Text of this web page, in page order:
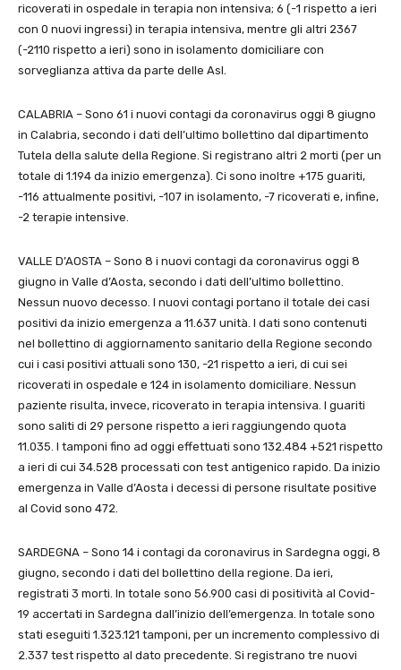
ricoverati in ospedale in terapia non intensiva; 6 (-1 rispetto a ieri
con 0 nuovi ingressi) in terapia intensiva, mentre gli altri 2367
(-2110 rispetto a ieri) sono in isolamento domiciliare con
sorveglianza attiva da parte delle Asl.
CALABRIA – Sono 61 i nuovi contagi da coronavirus oggi 8 giugno
in Calabria, secondo i dati dell’ultimo bollettino dal dipartimento
Tutela della salute della Regione. Si registrano altri 2 morti (per un
totale di 1.194 da inizio emergenza). Ci sono inoltre +175 guariti,
-116 attualmente positivi, -107 in isolamento, -7 ricoverati e, infine,
-2 terapie intensive.
VALLE D’AOSTA – Sono 8 i nuovi contagi da coronavirus oggi 8
giugno in Valle d’Aosta, secondo i dati dell’ultimo bollettino.
Nessun nuovo decesso. I nuovi contagi portano il totale dei casi
positivi da inizio emergenza a 11.637 unità. I dati sono contenuti
nel bollettino di aggiornamento sanitario della Regione secondo
cui i casi positivi attuali sono 130, -21 rispetto a ieri, di cui sei
ricoverati in ospedale e 124 in isolamento domiciliare. Nessun
paziente risulta, invece, ricoverato in terapia intensiva. I guariti
sono saliti di 29 persone rispetto a ieri raggiungendo quota
11.035. I tamponi fino ad oggi effettuati sono 132.484 +521 rispetto
a ieri di cui 34.528 processati con test antigenico rapido. Da inizio
emergenza in Valle d’Aosta i decessi di persone risultate positive
al Covid sono 472.
SARDEGNA – Sono 14 i contagi da coronavirus in Sardegna oggi, 8
giugno, secondo i dati del bollettino della regione. Da ieri,
registrati 3 morti. In totale sono 56.900 casi di positività al Covid-
19 accertati in Sardegna dall’inizio dell’emergenza. In totale sono
stati eseguiti 1.323.121 tamponi, per un incremento complessivo di
2.337 test rispetto al dato precedente. Si registrano tre nuovi